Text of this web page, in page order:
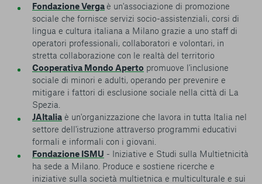
Fondazione Vergaè un'associazione di promozione
sociale che fornisce servizi socio-assistenziali, corsi di
lingua e cultura italiana a Milano grazie a uno staff di
operatori professionali, collaboratori e volontari, in
stretta collaborazione con le realtà del territorio
Cooperativa Mondo Aperto promuove l'inclusione
sociale di minori e adulti, operando per prevenire e
mitigare i fattori di esclusione sociale nella città di La
Spezia.
JAItalia è un'organizzazione che lavora in tutta Italia nel
settore dell'istruzione attraverso programmi educativi
formali e informali con i giovani.
Fondazione ISMU - Iniziative e Studi sulla Multietnicità
ha sede a Milano. Produce e sostiene ricerche e
iniziative sulla società multietnica e multiculturale e sui